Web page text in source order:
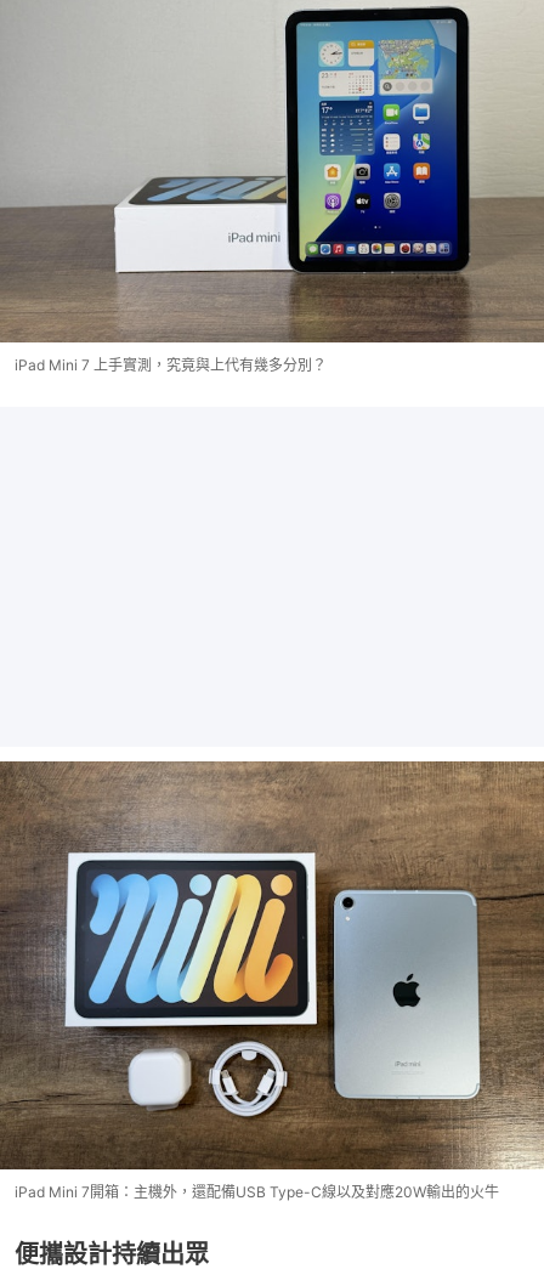
iPad Mini 7 上手實測，究竟與上代有幾多分別？
iPad Mini 7開箱：主機外，還配備USB Type-C線以及對應20W輸出的火牛
便攜設計持續出眾